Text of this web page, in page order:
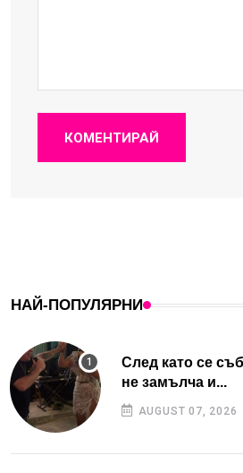
КОМЕНТИРАЙ
НАЙ-ПОПУЛЯРНИ
След като се
не замълча и...
AUGUST 07, 2026